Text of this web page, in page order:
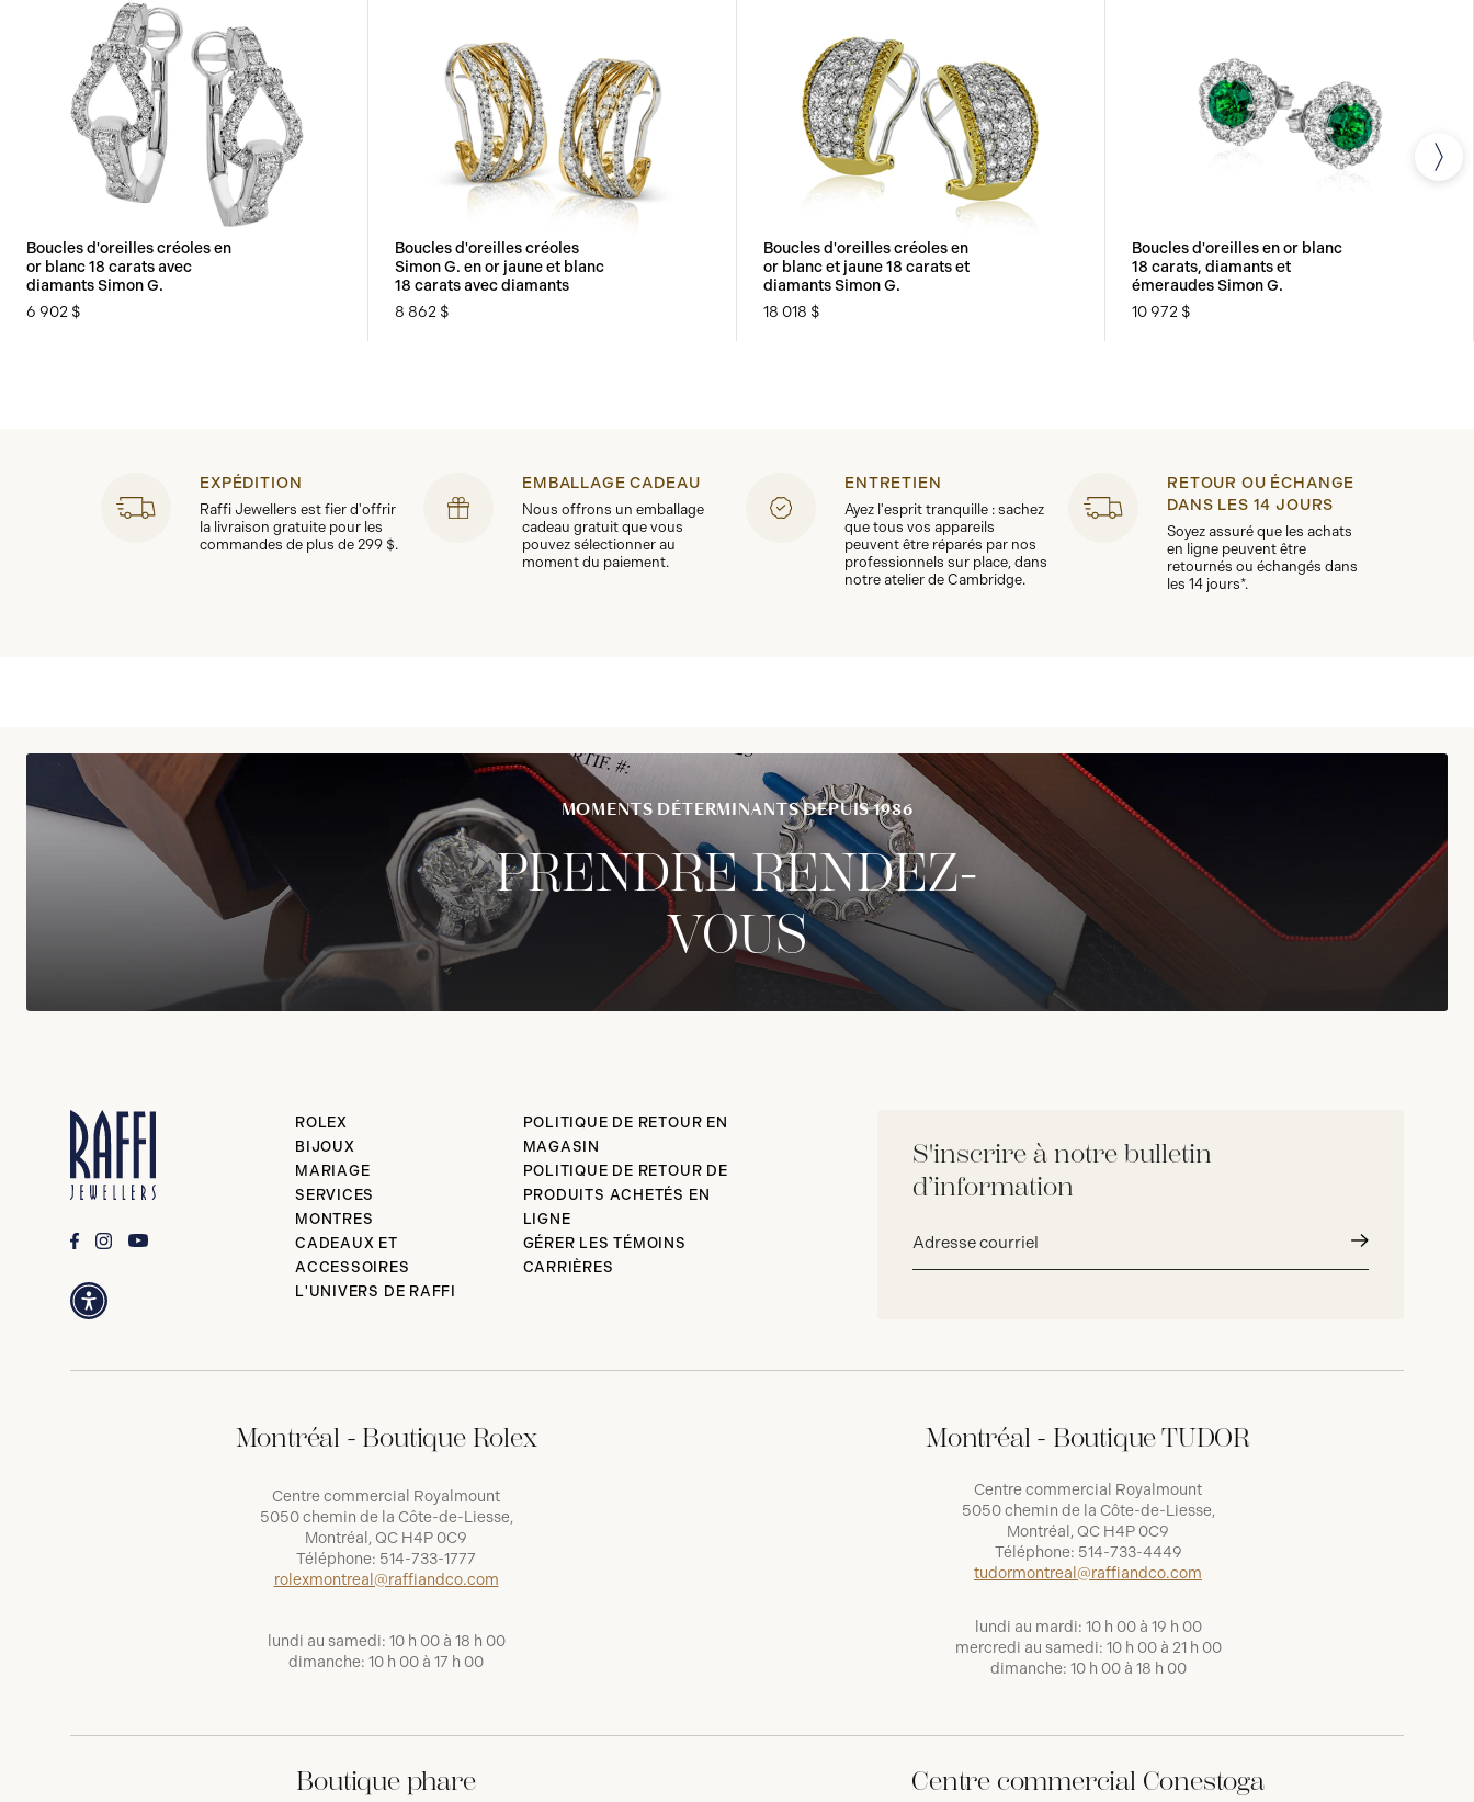
Boucles d'oreilles créoles en
or blanc 18 carats avec
diamants Simon G.
6 902 $
Boucles d'oreilles créoles
Simon G. en or jaune et blanc
18 carats avec diamants
8 862 $
Boucles d'oreilles créoles en
or blanc et jaune 18 carats et
diamants Simon G.
18 018 $
Boucles d'oreilles en or blanc
18 carats, diamants et
émeraudes Simon G.
10 972 $
EXPÉDITION
Raffi Jewellers est fier d'offrir
la livraison gratuite pour les
commandes de plus de 299 $.
EMBALLAGE CADEAU
Nous offrons un emballage
cadeau gratuit que vous
pouvez sélectionner au
moment du paiement.
ENTRETIEN
Ayez l'esprit tranquille : sachez
que tous vos appareils
peuvent être réparés par nos
professionnels sur place, dans
notre atelier de Cambridge.
RETOUR OU ÉCHANGE
DANS LES 14 JOURS
Soyez assuré que les achats
en ligne peuvent être
retournés ou échangés dans
les 14 jours*.
MOMENTS DÉTERMINANTS DEPUIS 1986
PRENDRE RENDEZ-
VOUS
S'inscrire à notre bulletin
d’information
courriel*
ROLEX
BIJOUX
MARIAGE
SERVICES
MONTRES
CADEAUX ET
ACCESSOIRES
L'UNIVERS DE RAFFI
POLITIQUE DE RETOUR EN
MAGASIN
POLITIQUE DE RETOUR DE
PRODUITS ACHETÉS EN
LIGNE
GÉRER LES TÉMOINS
CARRIÈRES
Montréal - Boutique Rolex
Centre commercial Royalmount
5050 chemin de la Côte-de-Liesse,
Montréal, QC H4P 0C9
Téléphone: 514-733-1777
rolexmontreal@raffiandco.com
lundi au samedi: 10 h 00 à 18 h 00
dimanche: 10 h 00 à 17 h 00
Montréal - Boutique TUDOR
Centre commercial Royalmount
5050 chemin de la Côte-de-Liesse,
Montréal, QC H4P 0C9
Téléphone: 514-733-4449
tudormontreal@raffiandco.com
lundi au mardi: 10 h 00 à 19 h 00
mercredi au samedi: 10 h 00 à 21 h 00
dimanche: 10 h 00 à 18 h 00
Boutique phare Centre commercial Conestoga